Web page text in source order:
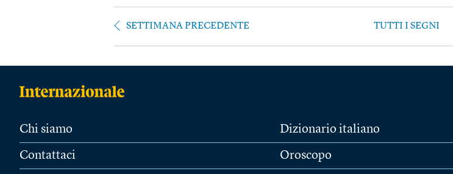
SETTIMANA PRECEDENTE TUTTI I SEGNI
Chi siamo
Contattaci
Dizionario italiano
Oroscopo